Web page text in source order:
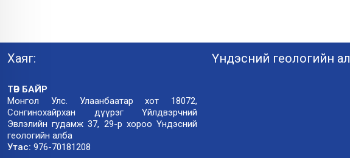
Хаяг:
ТӨВ БАЙР
Монгол Улс. Улаанбаатар хот 18072,
Сонгинохайрхан дүүрэг Үйлдвэрчний
Эвлэлийн гудамж 37, 29-р хороо Үндэсний
геологийн алба
Утас: 976-70181208
Үндэсний геологийн